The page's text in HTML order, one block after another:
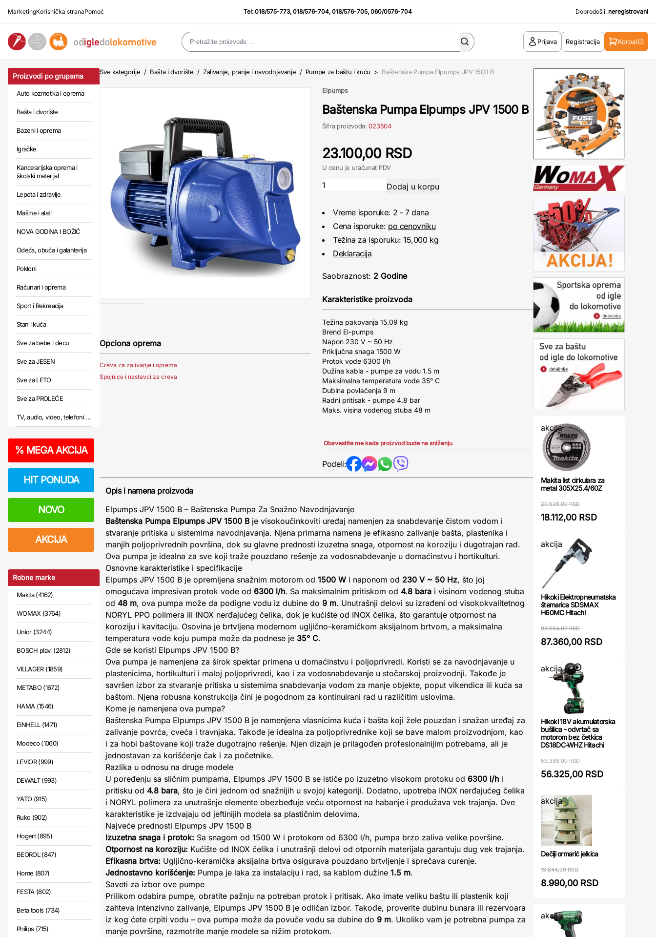
MarketingKorisnička stranaPomoć Tel:018/575-773,018/576-704,018/576-705,060/0576-704 Dobrodošli: neregistrovani
Prijava Registracija Korpa(0)
Proizvodi po grupama
Auto kozmetika i oprema
Bašta i dvorište
Bazeni i oprema
Igračke
Kancelarijska oprema i
školski materijal
Lepota i zdravlje
Mašine i alati
NOVA GODINA I BOŽIĆ
Odeća, obuća i galanterija
Pokloni
Računari i oprema
Sport i Rekreacija
Stan i kuća
Sve za bebe i decu
Sve za JESEN
Sve za LETO
Sve za PROLEĆE
TV, audio, video, telefoni ...
% MEGA AKCIJA
HIT PONUDA
NOVO
AKCIJA
Robne marke
Makita (4162)
WOMAX (3764)
Unior (3244)
BOSCH plavi (2812)
VILLAGER (1859)
METABO (1672)
HAMA (1546)
EINHELL (1471)
Modeco (1060)
LEVIOR (999)
DEWALT (993)
YATO (915)
Ruko (902)
Hogert (895)
BEOROL (847)
Home (807)
FESTA (802)
Beta tools (734)
Philips (715)
Sve kategorije / Bašta i dvorište / Zalivanje, pranje i navodnjavanje / Pumpe za baštu i kuću > Baštenska Pumpa Elpumps JPV 1500 B
Opciona oprema
Creva za zalivanje i oprema
Spojnice i nastavci za creva
Elpumps
Baštenska Pumpa Elpumps JPV 1500 B
Šifra proizvoda:023504
23.100,00 RSD
U cenu je uračunat PDV
Vreme isporuke: 2 - 7 dana
Cena isporuke: po cenovniku
Težina za isporuku: 15,000 kg
Deklaracija
Saobraznost: 2 Godine
Karakteristike proizvoda
Težina pakovanja 15.09 kg
Brend El-pumps
Napon 230 V ~ 50 Hz
Priključna snaga 1500 W
Protok vode 6300 l/h
Dužina kabla - pumpe za vodu 1.5 m
Maksimalna temperatura vode 35° C
Dubina povlačenja 9 m
Radni pritisak - pumpe 4.8 bar
Maks. visina vodenog stuba 48 m
Obavestite me kada proizvod bude na sniženju
Podeli:
Opis i namena proizvoda
Elpumps JPV 1500 B – Baštenska Pumpa Za Snažno Navodnjavanje
Baštenska Pumpa Elpumps JPV 1500 Bje visokoučinkoviti uređaj namenjen za snabdevanje čistom vodom i
stvaranje pritiska u sistemima navodnjavanja. Njena primarna namena je efikasno zalivanje bašta, plastenika i
manjih poljoprivrednih površina, dok su glavne prednosti izuzetna snaga, otpornost na koroziju i dugotrajan rad.
Ova pumpa je idealna za sve koji traže pouzdano rešenje za vodosnabdevanje u domaćinstvu i hortikulturi.
Osnovne karakteristike i specifikacije
Elpumps JPV 1500 B je opremljena snažnim motorom od 1500 W i naponom od 230 V ~ 50 Hz, što joj
omogućava impresivan protok vode od 6300 l/h. Sa maksimalnim pritiskom od 4.8 bara i visinom vodenog stuba
od 48 m, ova pumpa može da podigne vodu iz dubine do 9 m. Unutrašnji delovi su izrađeni od visokokvalitetnog
NORYL PPO polimera ili INOX nerđajućeg čelika, dok je kućište od INOX čelika, što garantuje otpornost na
koroziju i kavitaciju. Osovina je brtvljena modernom ugljično-keramičkom aksijalnom brtvom, a maksimalna
temperatura vode koju pumpa može da podnese je 35° C.
Gde se koristi Elpumps JPV 1500 B?
Ova pumpa je namenjena za širok spektar primena u domaćinstvu i poljoprivredi. Koristi se za navodnjavanje u
plastenicima, hortikulturi i maloj poljoprivredi, kao i za vodosnabdevanje u stočarskoj proizvodnji. Takođe je
savršen izbor za stvaranje pritiska u sistemima snabdevanja vodom za manje objekte, poput vikendica ili kuća sa
baštom. Njena robusna konstrukcija čini je pogodnom za kontinuirani rad u različitim uslovima.
Kome je namenjena ova pumpa?
Baštenska Pumpa Elpumps JPV 1500 B je namenjena vlasnicima kuća i bašta koji žele pouzdan i snažan uređaj za
zalivanje povrća, cveća i travnjaka. Takođe je idealna za poljoprivrednike koji se bave malom proizvodnjom, kao
i za hobi baštovane koji traže dugotrajno rešenje. Njen dizajn je prilagođen profesionalnijim potrebama, ali je
jednostavan za korišćenje čak i za početnike.
Razlika u odnosu na druge modele
U poređenju sa sličnim pumpama, Elpumps JPV 1500 B se ističe po izuzetno visokom protoku od 6300 l/h i
pritisku od 4.8 bara, što je čini jednom od snažnijih u svojoj kategoriji. Dodatno, upotreba INOX nerđajućeg čelika
i NORYL polimera za unutrašnje elemente obezbeđuje veću otpornost na habanje i produžava vek trajanja. Ove
karakteristike je izdvajaju od jeftinijih modela sa plastičnim delovima.
Najveće prednosti Elpumps JPV 1500 B
Izuzetna snaga i protok: Sa snagom od 1500 W i protokom od 6300 l/h, pumpa brzo zaliva velike površine.
Otpornost na koroziju: Kućište od INOX čelika i unutrašnji delovi od otpornih materijala garantuju dug vek trajanja.
Efikasna brtva: Ugljično-keramička aksijalna brtva osigurava pouzdano brtvljenje i sprečava curenje.
Jednostavno korišćenje: Pumpa je laka za instalaciju i rad, sa kablom dužine 1.5 m.
Saveti za izbor ove pumpe
Prilikom odabira pumpe, obratite pažnju na potreban protok i pritisak. Ako imate veliku baštu ili plastenik koji
zahteva intenzivno zalivanje, Elpumps JPV 1500 B je odličan izbor. Takođe, proverite dubinu bunara ili rezervoara
iz kog ćete crpiti vodu – ova pumpa može da povuče vodu sa dubine do 9 m. Ukoliko vam je potrebna pumpa za
manje površine, razmotrite manje modele sa nižim protokom.
akcija
Makita list cirkulara za
metal 305X25.4/60Z
20.526,00 RSD
18.112,00 RSD
akcija
Hikoki Elektropneumatska
štemarica SDSMAX
H60MC Hitachi
93.564,00 RSD
87.360,00 RSD
akcija
Hikoki 18V akumulatorska
bušilica - odvrtač sa
motorom bez četkica
DS18DC-WHZ Hitachi
59.388,00 RSD
56.325,00 RSD
akcija
Dečiji ormarić jelkica
13.844,00 RSD
8.990,00 RSD
akcija